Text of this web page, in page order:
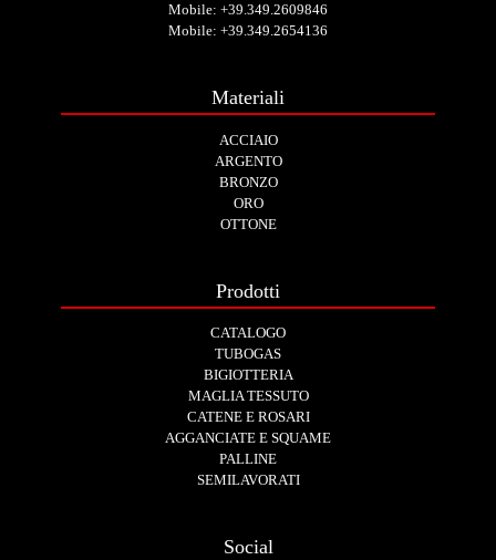
Mobile: +39.349.2609846
Mobile: +39.349.2654136
Materiali
ACCIAIO
ARGENTO
BRONZO
ORO
OTTONE
Prodotti
CATALOGO
TUBOGAS
BIGIOTTERIA
MAGLIA TESSUTO
CATENE E ROSARI
AGGANCIATE E SQUAME
PALLINE
SEMILAVORATI
Social